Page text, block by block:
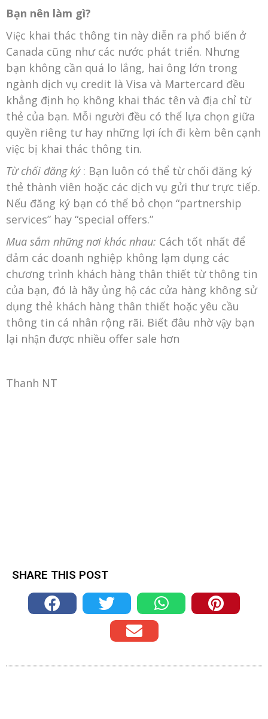
Bạn nên làm gì?
Việc khai thác thông tin này diễn ra phổ biến ở
Canada cũng như các nước phát triển. Nhưng
bạn không cần quá lo lắng, hai ông lớn trong
ngành dịch vụ credit là Visa và Martercard đều
khẳng định họ không khai thác tên và địa chỉ từ
thẻ của bạn. Mỗi người đều có thể lựa chọn giữa
quyền riêng tư hay những lợi ích đi kèm bên cạnh
việc bị khai thác thông tin.
Từ chối đăng ký : Bạn luôn có thể từ chối đăng ký
thẻ thành viên hoặc các dịch vụ gửi thư trực tiếp.
Nếu đăng ký bạn có thể bỏ chọn “partnership
services” hay “special offers.”
Mua sắm những nơi khác nhau: Cách tốt nhất để
đảm các doanh nghiệp không lạm dụng các
chương trình khách hàng thân thiết từ thông tin
của bạn, đó là hãy ủng hộ các cửa hàng không sử
dụng thẻ khách hàng thân thiết hoặc yêu cầu
thông tin cá nhân rộng rãi. Biết đâu nhờ vậy bạn
lại nhận được nhiều offer sale hơn
Thanh NT
SHARE THIS POST